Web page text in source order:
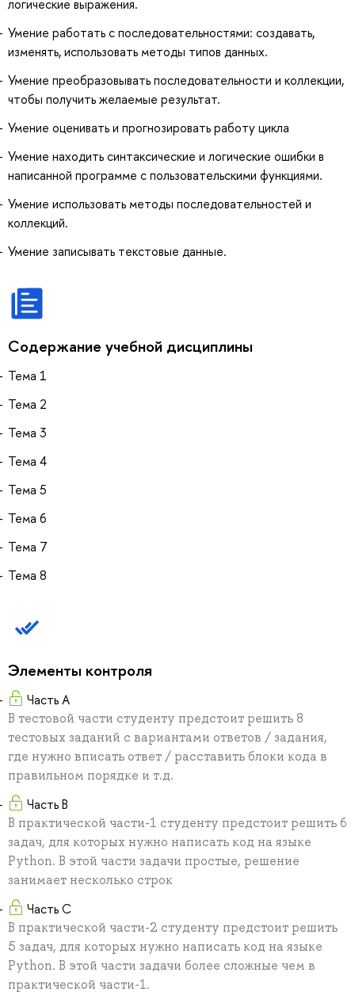
логические выражения.
Умение работать с последовательностями: создавать,
изменять, использовать методы типов данных.
Умение преобразовывать последовательности и коллекции,
чтобы получить желаемые результат.
Умение оценивать и прогнозировать работу цикла
Умение находить синтаксические и логические ошибки в
написанной программе с пользовательскими функциями.
Умение использовать методы последовательностей и
коллекций.
Умение записывать текстовые данные.
Содержание учебной дисциплины
Тема 1
Тема 2
Тема 3
Тема 4
Тема 5
Тема 6
Тема 7
Тема 8
Элементы контроля
Часть А
В тестовой части студенту предстоит решить 8
тестовых заданий с вариантами ответов / задания,
где нужно вписать ответ / расставить блоки кода в
правильном порядке и т.д.
Часть B
В практической части-1 студенту предстоит решить 6
задач, для которых нужно написать код на языке
Python. В этой части задачи простые, решение
занимает несколько строк
Часть C
В практической части-2 студенту предстоит решить
5 задач, для которых нужно написать код на языке
Python. В этой части задачи более сложные чем в
практической части-1.